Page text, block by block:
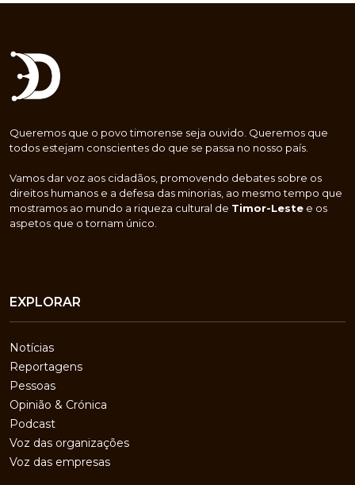
Queremos que o povo timorense seja ouvido. Queremos que
todos estejam conscientes do que se passa no nosso país.
Vamos dar voz aos cidadãos, promovendo debates sobre os
direitos humanos e a defesa das minorias, ao mesmo tempo que
mostramos ao mundo a riqueza cultural de Timor-Leste e os
aspetos que o tornam único.
EXPLORAR
Notícias
Reportagens
Pessoas
Opinião & Crónica
Podcast
Voz das organizações
Voz das empresas